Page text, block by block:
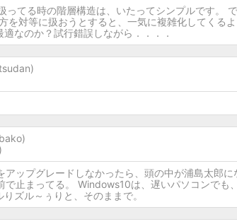
ってる時の階層構造は、いたってシンプルです。 で
を対等に扱おうとすると、一気に複雑化してくる
なのか？試行錯誤しながら．．．．
アップグレードしなかったら、頭の中が浦島太郎に
で止まってる。 Windows10は、遅いパソコンでも
ズル～ぅりと、そのままで。